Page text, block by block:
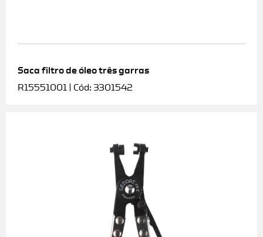
Saca filtro de óleo três garras
R15551001 | Cód: 3301542